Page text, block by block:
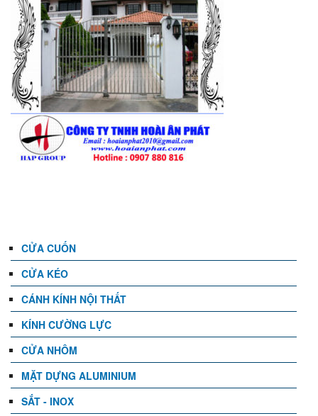
CỬA CUỐN
CỬA KÉO
CÁNH KÍNH NỘI THẤT
KÍNH CƯỜNG LỰC
CỬA NHÔM
MẶT DỰNG ALUMINIUM
SẮT - INOX